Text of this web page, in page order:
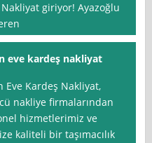
giriyor! Ayazoğlu
eve kardeş nakliyat
Eve Kardeş Nakliyat,
nakliye firmalarından
hizmetlerimiz ve
kaliteli bir taşımacılık